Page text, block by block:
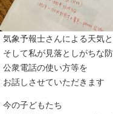
気象予報士さんによる天気
そして私が見落としがちな
公衆電話の使い方等を
お話しさせていただきます
今の子どもたち